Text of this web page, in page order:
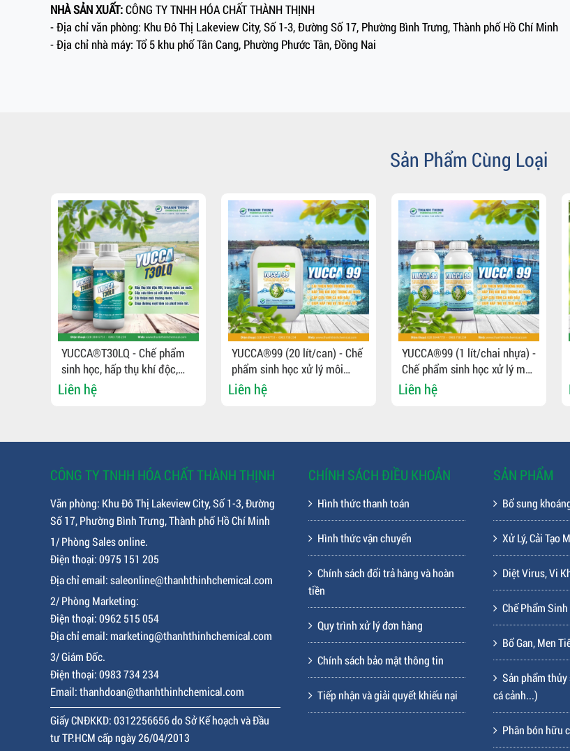
NHÀ SẢN XUẤT:CÔNG TY TNHH HÓA CHẤT THÀNH THỊNH
- Địa chỉ văn phòng: Khu Đô Thị Lakeview City, Số 1-3, Đường Số 17, Phường Bình Trưng, Thành phố Hồ Chí Minh
- Địa chỉ nhà máy: Tổ 5 khu phố Tân Cang, Phường Phước Tân, Đồng Nai
Sản Phẩm Cùng Loại
YUCCA®T30LQ - Chế phẩm
sinh học, hấp thụ khí độc,
cấp cứu tôm cá nổi đầu, xử
lý môi trường nước
Liên hệ
YUCCA®99 (20 lít/can) - Chế
phẩm sinh học xử lý môi
trường nước, bổ sung vào
thức ăn cho tôm cá
Liên hệ
YUCCA®99 (1 lít/chai nhựa) -
Chế phẩm sinh học xử lý môi
trường nước, bổ sung vào
thức ăn cho tôm cá
Liên hệ
CÔNG TY TNHH HÓA CHẤT THÀNH THỊNH
Văn phòng: Khu Đô Thị Lakeview City, Số 1-3, Đường
Số 17, Phường Bình Trưng, Thành phố Hồ Chí Minh
1/ Phòng Sales online.
Điện thoại: 0975 151 205
Địa chỉ email: saleonline@thanhthinhchemical.com
2/ Phòng Marketing:
Điện thoại: 0962 515 054
Địa chỉ email: marketing@thanhthinhchemical.com
3/ Giám Đốc.
Điện thoại: 0983 734 234
Email: thanhdoan@thanhthinhchemical.com
Giấy CNĐKKD: 0312256656 do Sở Kế hoạch và Đầu
tư TP.HCM cấp ngày 26/04/2013
CHÍNH SÁCH ĐIỀU KHOẢN
Hình thức thanh toán
Hình thức vận chuyển
Chính sách đổi trả hàng và hoàn
tiền
Quy trình xử lý đơn hàng
Chính sách bảo mật thông tin
Tiếp nhận và giải quyết khiếu nại
SẢN PHẨM
Bổ sung
Xử Lý, Cải Tạo
Diệt Virus, Vi
Chế Phẩm
Bổ Gan, Men
Sản phẩm
cá cảnh...)
Phân bón hữu